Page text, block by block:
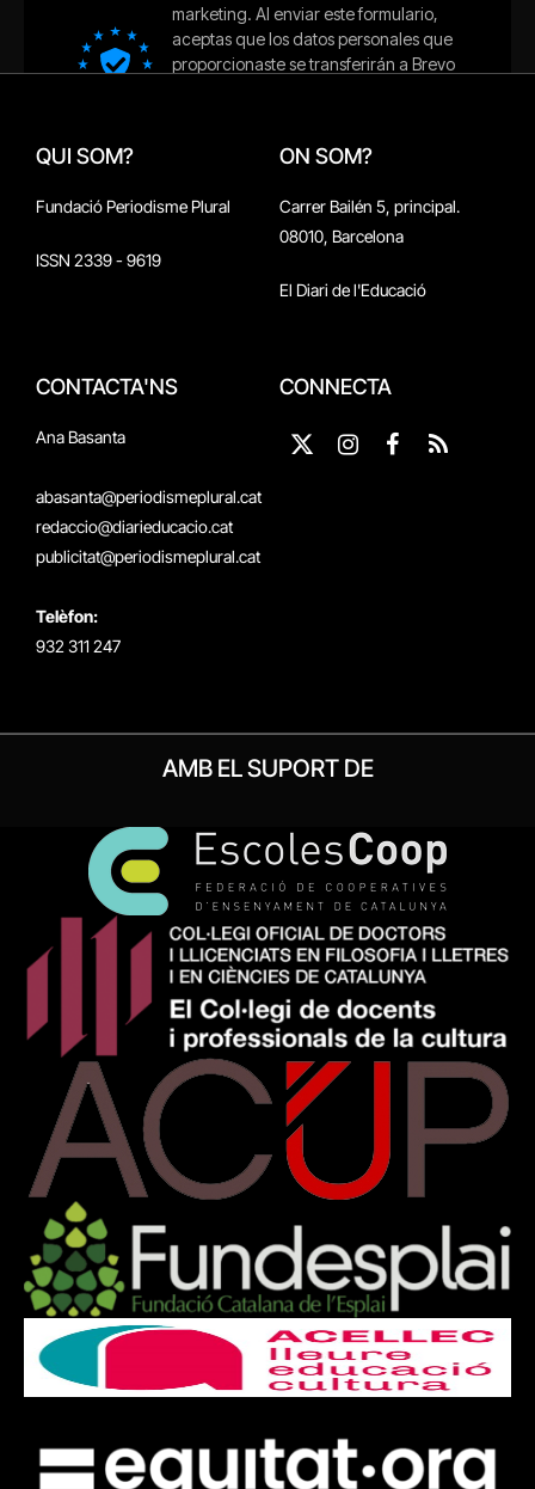
QUI SOM?
Fundació Periodisme Plural
ISSN 2339 - 9619
ON SOM?
Carrer Bailén 5, principal.
08010, Barcelona
El Diari de l'Educació
CONTACTA'NS
Ana Basanta
abasanta@periodismeplural.cat
redaccio@diarieducacio.cat
publicitat@periodismeplural.cat
Telèfon:
932 311 247
CONNECTA
X
Instagram
Facebook
RSS
AMB EL SUPORT DE